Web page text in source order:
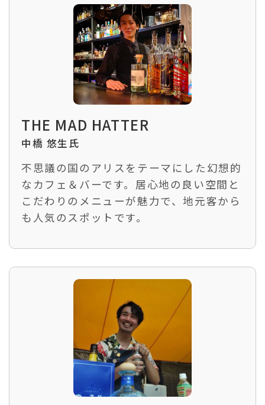
THE MAD HATTER
中橋 悠生氏
不思議の国のアリスをテーマにした幻想的
なカフェ＆バーです。居心地の良い空間と
こだわりのメニューが魅力で、地元客から
も人気のスポットです。